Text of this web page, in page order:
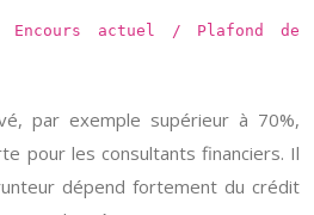
actuel / Plafond de
par exemple supérieur à 70%,
pour les consultants financiers. Il
dépend fortement du crédit